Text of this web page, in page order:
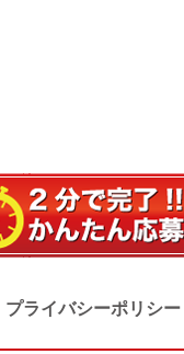
プライバシーポリシー